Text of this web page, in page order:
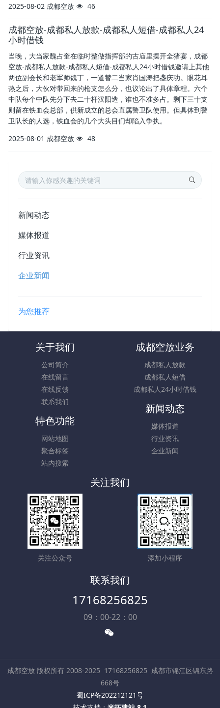
2025-08-02 成都空放 46
成都空放-成都私人放款-成都私人短借-成都私人24
小时借钱
当晚，大当家魏占奎在临时整做指挥部的古庙里摆开全猪宴，成都
空放-成都私人放款-成都私人短借-成都私人24小时借钱邀请上其他
两位副会长和老军师魏丁，一道替二当家肖国涛把盏庆功。眼花耳
热之后，大伙对带回来的枪支怎么分，也议论出了具体章程。六个
中队每个中队先分下去二十杆汉阳造，谁也不准多占。剩下三十支
则留在铁血会总部，供新成立的总会直属警卫队使用。但具体到警
卫队长的人选，铁血会的几个大头目们却陷入争执。
2025-08-01 成都空放 48
新闻动态
媒体报道
行业资讯
企业新闻
为您推荐
关于我们
公司简介
在线留言
在线反馈
联系我们
成都空放业务
成都私人放款
成都私人短借
成都私人24小时借钱
新闻动态
媒体报道
行业资讯
企业新闻
特色功能
网站地图
聚合标签
站内搜索
关注我们
关注公众号 添加小程序
联系我们
17168256825
09：00-22：00
成都空放 版权所有 2008-2025 17168256825 成都市锦江区锦东路
668号
蜀ICP备202212121号